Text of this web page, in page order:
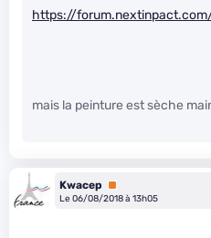
https://
mais la peinture est sèche
Kwacep
Premium
Le 06/08/2018 à 13h05